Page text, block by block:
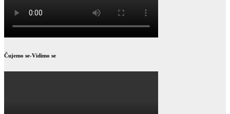
Čujemo se-Vidimo se